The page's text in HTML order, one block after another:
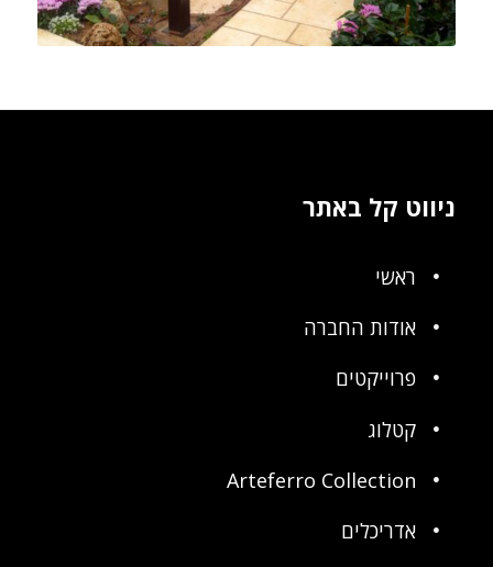
ניווט קל באתר
ראשי
אודות החברה
פרוייקטים
קטלוג
Arteferro Collection
אדריכלים